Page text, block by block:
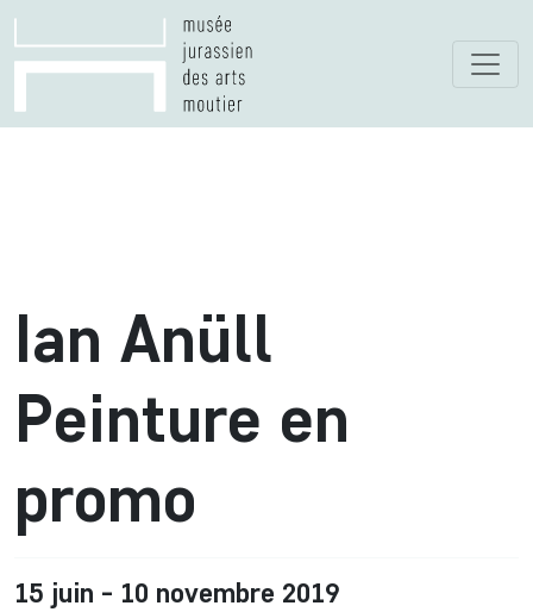
Ian Anüll
Peinture en
promo
15 juin - 10 novembre 2019